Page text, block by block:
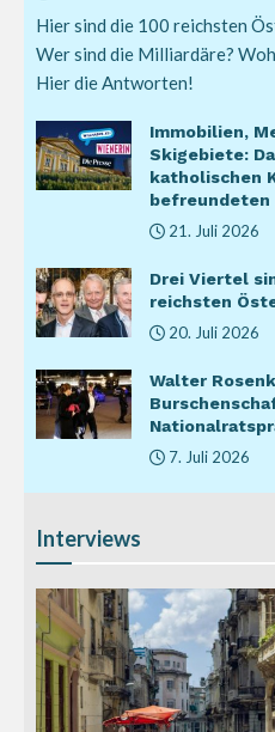
Hier sind die 100 reichsten
Wer sind die Milliardäre?
Hier die Antworten!
Immobilien,
Skigebiete:
katholischen
befreundeten
21. Juli 2026
Drei Viertel
reichsten
20. Juli 2026
Walter
7. Juli 2026
Interviews